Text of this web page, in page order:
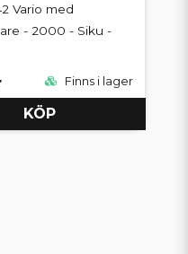
Vario med
- 2000 - Siku -
Finns i lager
KÖP